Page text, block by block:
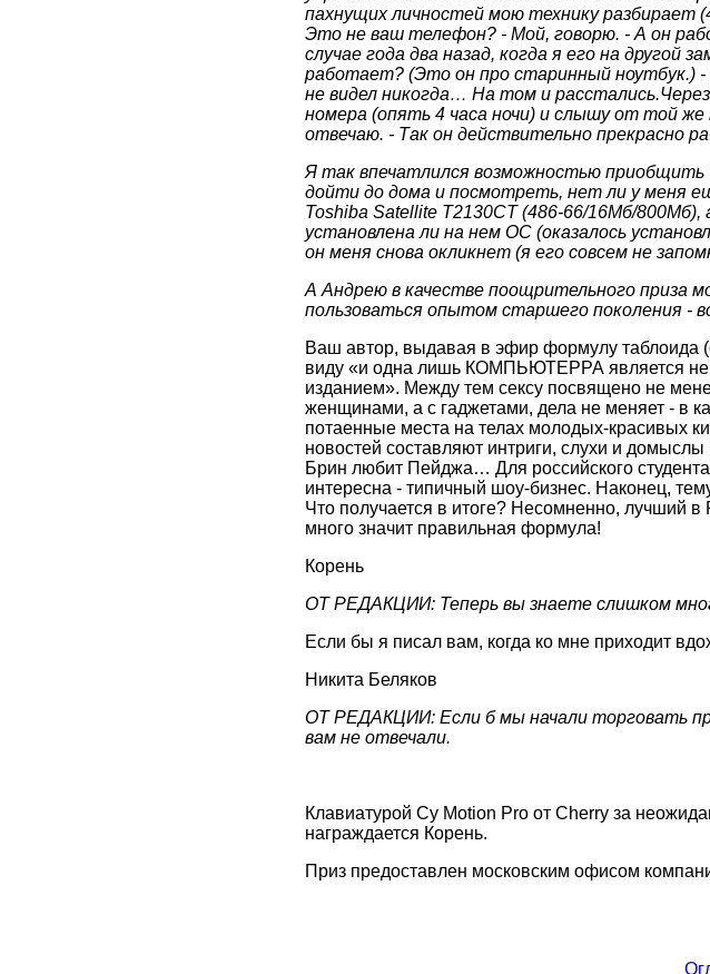
пахнущих личностей мою технику разбирает
Это не ваш телефон? - Мой, говорю. - А он
случае года два назад, когда я его на
работает? (Это он про старинный ноутбук.)
не видел никогда… На том и
номера (опять 4 часа ночи) и слышу от той
отвечаю. - Так он действительно
Я так впечатлился возможностью приобщить
дойти до дома и посмотреть, нет ли у меня
Toshiba Satellite T2130CT (486-66/16Мб/
установлена ли на нем ОС (оказалось
он меня снова окликнет (я его совсем не
А Андрею в качестве поощрительного приза
пользоваться опытом старшего поколения -
Ваш автор, выдавая в эфир формулу таблоида
виду «и одна лишь КОМПЬЮТЕРРА является не
изданием». Между тем сексу посвящено не
женщинами, а с гаджетами, дела не меняет - в
потаенные места на телах молодых-красивых
новостей составляют интриги, слухи и
Брин любит Пейджа… Для российского
интересна - типичный шоу-бизнес. Наконец,
Что получается в итоге? Несомненно, лучший
много значит правильная формула!
Корень
ОТ РЕДАКЦИИ: Теперь вы знаете слишком
Если бы я писал вам, когда ко мне приходит
Никита Беляков
ОТ РЕДАКЦИИ: Если б мы начали торговать
вам не отвечали.
Клавиатурой Cy Motion Pro от Cherry за
награждается Корень.
Приз предоставлен московским офисом